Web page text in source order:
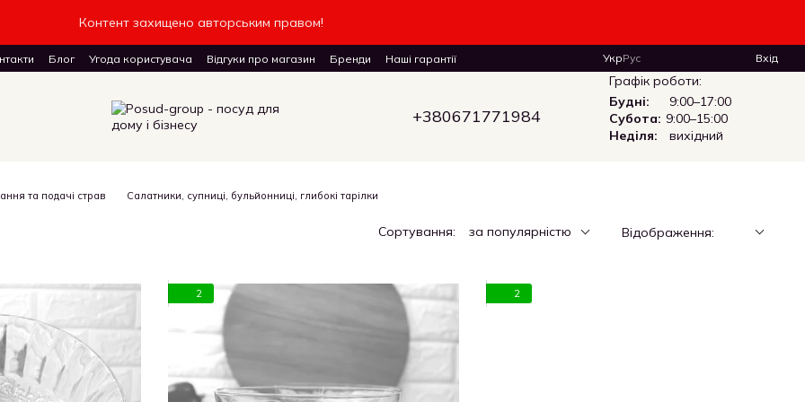
Контент захищено авторським правом!
Блог Угода користувача Відгуки про магазин Бренди
Наші гарантії
товарів
УкрРус Вхід
+380671771984
Графік роботи:
Будні:
9:00–17:00
Субота: 9:00–15:00
Неділя:
вихідний
та подачі страв Салатники, супниці, бульйонниці, глибокі тарілки
Сортування: за популярністю Відображення:
2 2